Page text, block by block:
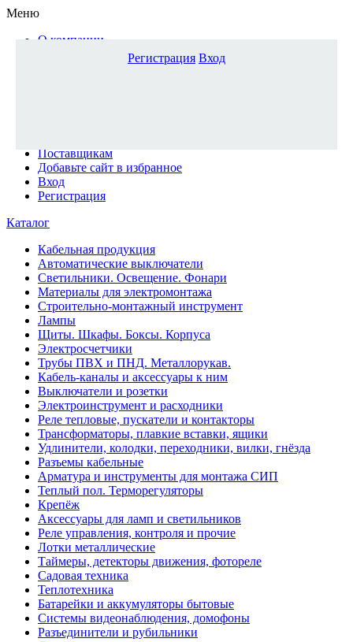
Меню
О компании
Доставка и оплата
Поставщикам
Добавьте сайт в избранное
Вход
Регистрация
Каталог
Кабельная продукция
Автоматические выключатели
Светильники. Освещение. Фонари
Материалы для электромонтажа
Строительно-монтажный инструмент
Лампы
Щиты. Шкафы. Боксы. Корпуса
Электросчетчики
Трубы ПВХ и ПНД. Металлорукав.
Кабель-каналы и аксессуары к ним
Выключатели и розетки
Электроинструмент и расходники
Реле тепловые, пускатели и контакторы
Трансформаторы, плавкие вставки, ящики
Удлинители, колодки, переходники, вилки, гнёзда
Разъемы кабельные
Арматура и инструменты для монтажа СИП
Теплый пол. Терморегуляторы
Крепёж
Аксессуары для ламп и светильников
Реле управления, контроля и прочие
Лотки металлические
Таймеры, детекторы движения, фотореле
Садовая техника
Теплотехника
Батарейки и аккумуляторы бытовые
Системы видеонаблюдения, домофоны
Разъединители и рубильники
Регистрация Вход